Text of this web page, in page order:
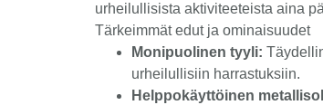
urheilullisista aktiviteeteista aina
Tärkeimmät edut ja ominaisuudet
Monipuolinen tyyli:
urheilullisiin harrastuksiin.
Helppokäyttöinen